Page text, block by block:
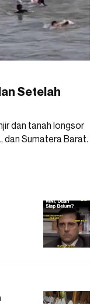
Setelah
dan tanah longsor
dan Sumatera Barat.